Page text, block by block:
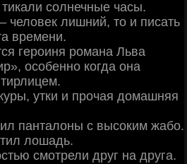
солнечные часы.
человек лишний, то и писать
времени.
героиня романа Льва
особенно когда она
утки и прочая домашняя
панталоны с высоким жабо.
лошадь.
смотрели друг на друга.